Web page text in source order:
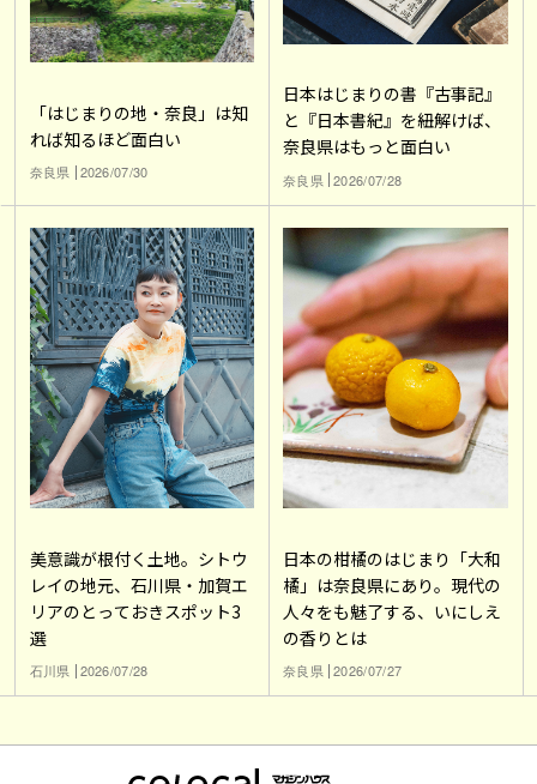
「はじまりの地・奈良」は知
れば知るほど面白い
奈良県 2026/07/30
日本はじまりの書『古事記』
と『日本書紀』を紐解けば、
奈良県はもっと面白い
奈良県 2026/07/28
美意識が根付く土地。シトウ
レイの地元、石川県・加賀エ
リアのとっておきスポット3
選
石川県 2026/07/28
日本の柑橘のはじまり「大和
橘」は奈良県にあり。現代の
人々をも魅了する、いにしえ
の香りとは
奈良県 2026/07/27